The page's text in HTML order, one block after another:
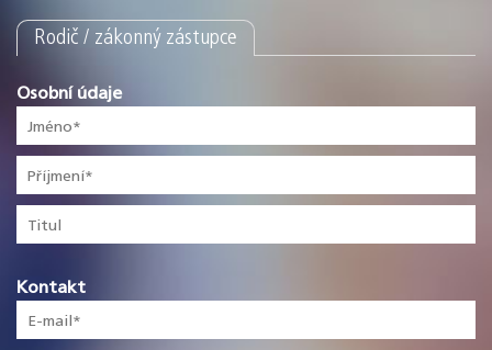
Rodič / zákonný zástupce
Osobní údaje
Kontakt